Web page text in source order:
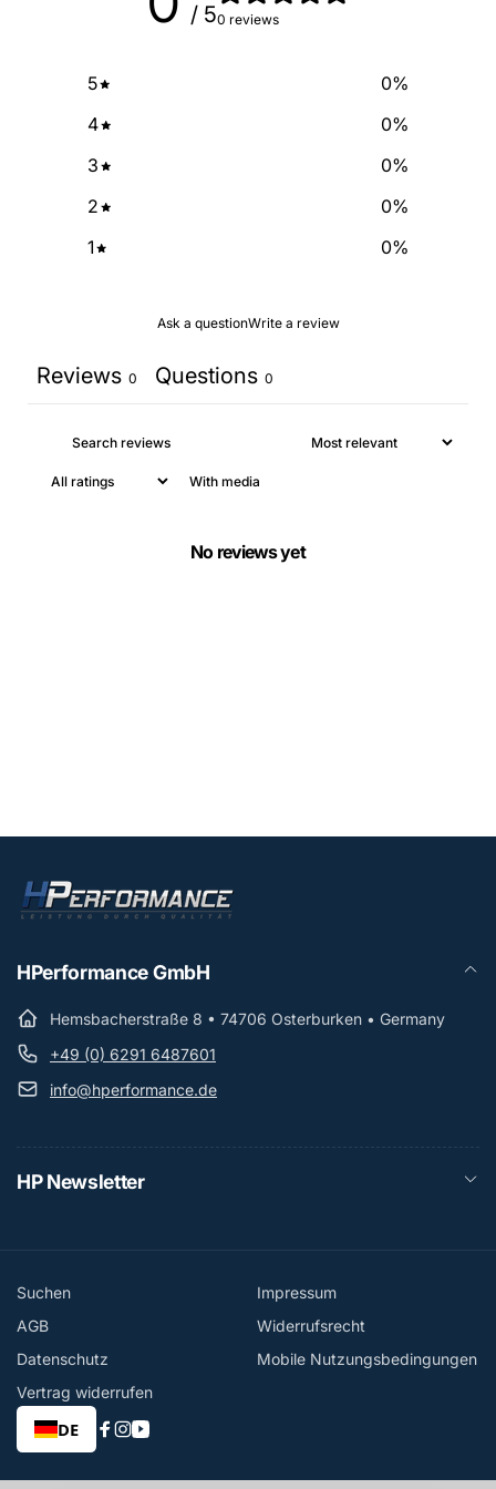
/ 50 reviews
5 0%
4
0%
3
0%
2
0%
1
0%
Ask a questionWrite a review
Reviews 0 Questions 0
With media
No reviews yet
HPerformance GmbH
Hemsbacherstraße 8 • 74706 Osterburken • Germany
+49 (0) 6291 6487601
info@hperformance.de
HP Newsletter
Suchen
Impressum
AGB
Widerrufsrecht
Datenschutz
Mobile Nutzungsbedingungen
Vertrag widerrufen
DE
Facebook
Instagram
YouTube